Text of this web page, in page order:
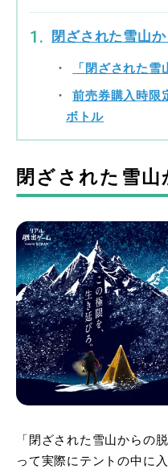
閉ざされた雪山
「閉ざされた
前売券購入時限
ボトル
閉ざされた雪山
「閉ざされた雪山からの
って実際にテントの中に